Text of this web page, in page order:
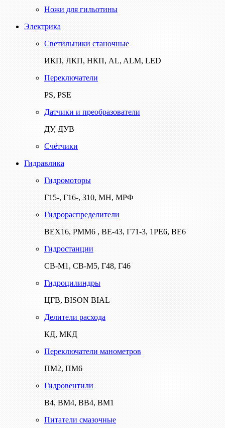
Ножи для гильотины
Электрика
Светильники станочные
ИКП, ЛКП, НКП, AL, ALM, LED
Переключатели
PS, PSE
Датчики и преобразователи
ДУ, ДУВ
Счётчики
Гидравлика
Гидромоторы
Г15-, Г16-, 310, МН, МРФ
Гидрораспределители
ВЕХ16, РММ6 , ВЕ-43, Г71-3, 1РЕ6, ВЕ6
Гидростанции
СВ-М1, СВ-М5, Г48, Г46
Гидроцилиндры
ЦГВ, BISON BIAL
Делители расхода
КД, МКД
Переключатели манометров
ПМ2, ПМ6
Гидровентили
В4, ВМ4, ВВ4, ВМ1
Питатели смазочные